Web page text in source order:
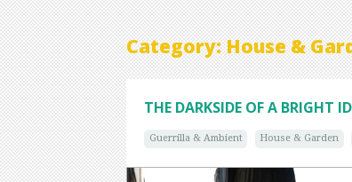
Category: House &
THE DARKSIDE OF A BRIGHT
Guerrilla & Ambient House & Garden